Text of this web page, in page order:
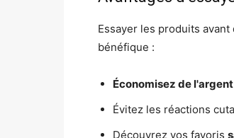
Essayer les produits
bénéfique :
Économisez de l'argent
Évitez les réactions
Découvrez vos favoris